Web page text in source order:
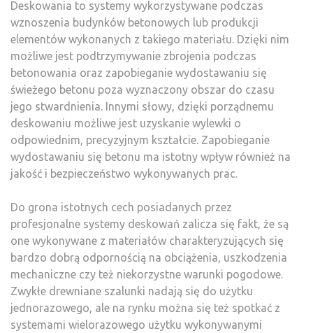
Deskowania to systemy wykorzystywane podczas
wznoszenia budynków betonowych lub produkcji
elementów wykonanych z takiego materiału. Dzięki nim
możliwe jest podtrzymywanie zbrojenia podczas
betonowania oraz zapobieganie wydostawaniu się
świeżego betonu poza wyznaczony obszar do czasu
jego stwardnienia. Innymi słowy, dzięki porządnemu
deskowaniu możliwe jest uzyskanie wylewki o
odpowiednim, precyzyjnym kształcie. Zapobieganie
wydostawaniu się betonu ma istotny wpływ również na
jakość i bezpieczeństwo wykonywanych prac.
Do grona istotnych cech posiadanych przez
profesjonalne systemy deskowań zalicza się fakt, że są
one wykonywane z materiałów charakteryzujących się
bardzo dobrą odpornością na obciążenia, uszkodzenia
mechaniczne czy też niekorzystne warunki pogodowe.
Zwykłe drewniane szalunki nadają się do użytku
jednorazowego, ale na rynku można się też spotkać z
systemami wielorazowego użytku wykonywanymi